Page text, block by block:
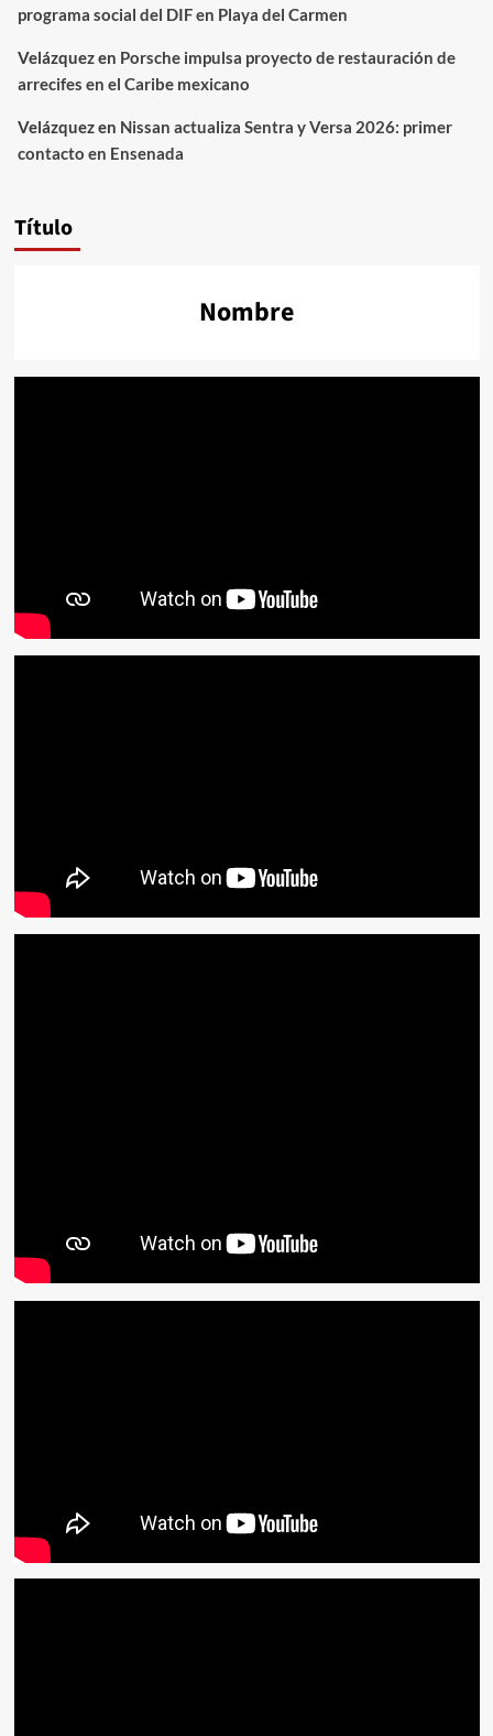
programa social del DIF en Playa del Carmen
Velázquezen Porsche impulsa proyecto de restauración de
arrecifes en el Caribe mexicano
Velázquezen Nissan actualiza Sentra y Versa 2026: primer
contacto en Ensenada
Título
Nombre